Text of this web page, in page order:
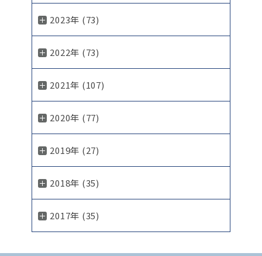
2023年 (73)
2022年 (73)
2021年 (107)
2020年 (77)
2019年 (27)
2018年 (35)
2017年 (35)